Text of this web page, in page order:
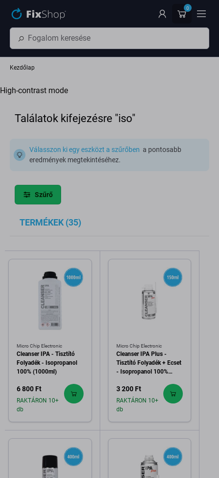
0
Kezdőlap
High-contrast mode
Találatok kifejezésre "iso"
Válasszon ki egy eszközt a szűrőben a pontosabb
eredmények megtekintéséhez.
Szűrő
TERMÉKEK (35)
Micro Chip Electronic
Cleanser IPA - Tisztító
Folyadék - Isopropanol
100% (1000ml)
6 800 Ft
RAKTÁRON 10+
db
Micro Chip Electronic
Cleanser IPA Plus -
Tisztító Folyadék + Ecset
- Isopropanol 100%
3 200 Ft
RAKTÁRON 10+
db